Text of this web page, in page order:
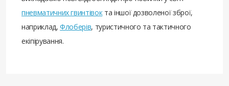
пневматичних гвинтівокта іншої дозволеної зброї,
наприклад,Флоберів, туристичного та тактичного
екіпірування.